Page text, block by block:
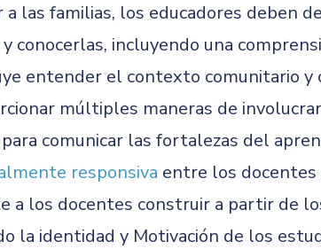
a las familias, los educadores deben
conocerlas, incluyendo una
entender el contexto comunitario
múltiples maneras de
comunicar las fortalezas del
responsiva entre los
a los docentes construir a partir de
la identidad y Motivación de los